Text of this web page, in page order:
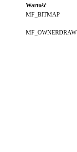
Wartość
MF_BITMAP
MF_OWNERDRAW